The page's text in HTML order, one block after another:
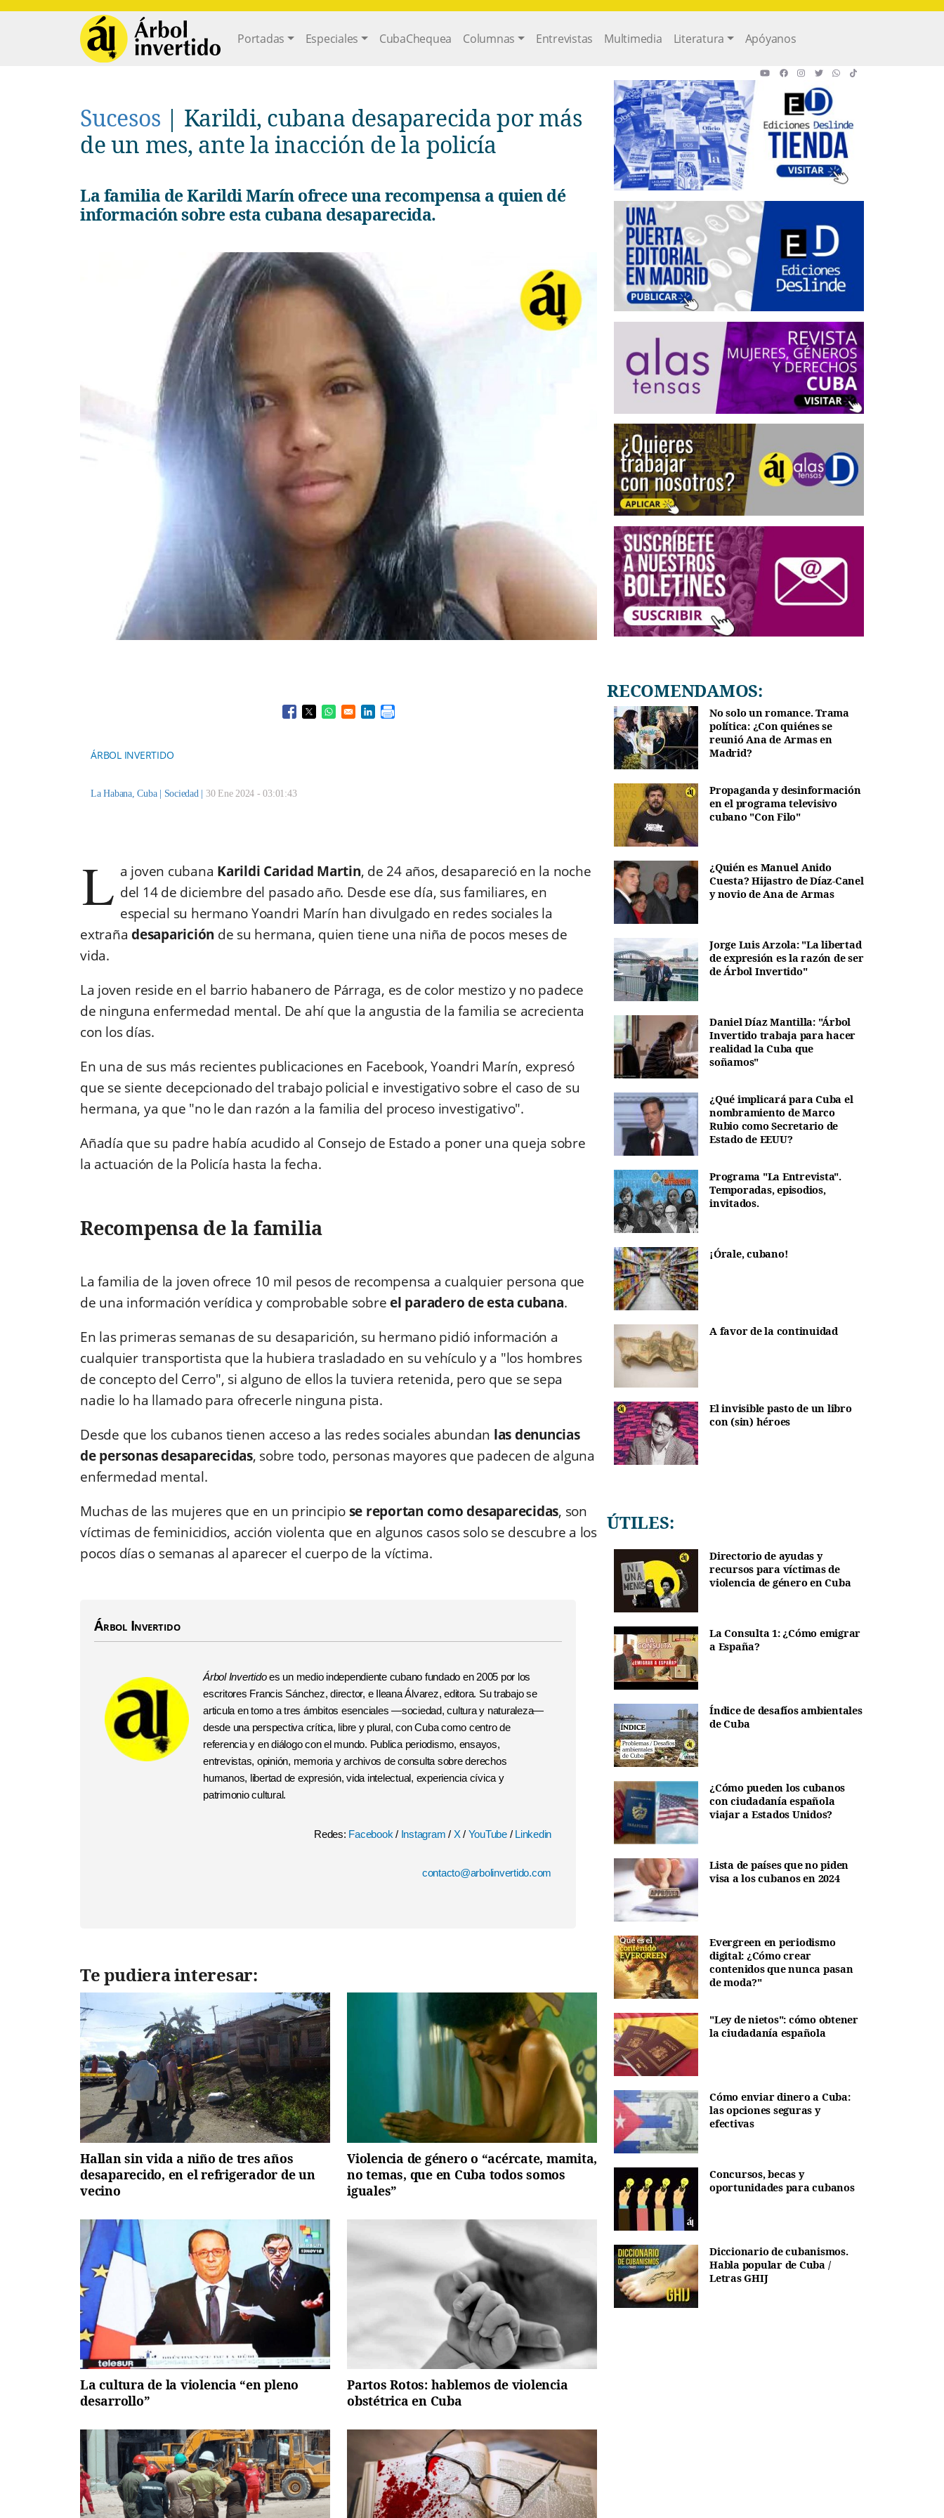
Main navigation
Portadas Especiales CubaChequea Columnas Entrevistas Multimedia Literatura Apóyanos
Sucesos | Karildi, cubana desaparecida por más
de un mes, ante la inacción de la policía
La familia de Karildi Marín ofrece una recompensa a quien dé
información sobre esta cubana desaparecida.
Opens in a new window
Opens in a new window
Opens in a new window
Opens in a new window
ÁRBOL INVERTIDO
La Habana, Cuba | Sociedad | 30 Ene 2024 - 03:01:43
L a joven cubana Karildi Caridad Martin, de 24 años, desapareció en la noche
del 14 de diciembre del pasado año. Desde ese día, sus familiares, en
especial su hermano Yoandri Marín han divulgado en redes sociales la
extraña desaparición de su hermana, quien tiene una niña de pocos meses de
vida.
La joven reside en el barrio habanero de Párraga, es de color mestizo y no padece
de ninguna enfermedad mental. De ahí que la angustia de la familia se acrecienta
con los días.
En una de sus más recientes publicaciones en Facebook, Yoandri Marín, expresó
que se siente decepcionado del trabajo policial e investigativo sobre el caso de su
hermana, ya que "no le dan razón a la familia del proceso investigativo".
Añadía que su padre había acudido al Consejo de Estado a poner una queja sobre
la actuación de la Policía hasta la fecha.
Recompensa de la familia
La familia de la joven ofrece 10 mil pesos de recompensa a cualquier persona que
de una información verídica y comprobable sobreel paradero de esta cubana.
En las primeras semanas de su desaparición, su hermano pidió información a
cualquier transportista que la hubiera trasladado en su vehículo y a "los hombres
de concepto del Cerro", si alguno de ellos la tuviera retenida, pero que se sepa
nadie lo ha llamado para ofrecerle ninguna pista.
Desde que los cubanos tienen acceso a las redes sociales abundan las denuncias
de personas desaparecidas, sobre todo, personas mayores que padecen de alguna
enfermedad mental.
Muchas de las mujeres que en un principiose reportan como desaparecidas, son
víctimas de feminicidios, acción violenta que en algunos casos solo se descubre a los
pocos días o semanas al aparecer el cuerpo de la víctima.
Árbol Invertido
Árbol Invertidoes un medio independiente cubano fundado en 2005 por los
escritores Francis Sánchez, director, e Ileana Álvarez, editora. Su trabajo se
articula en torno a tres ámbitos esenciales —sociedad, cultura y naturaleza—
desde una perspectiva crítica, libre y plural, con Cuba como centro de
referencia y en diálogo con el mundo. Publica periodismo, ensayos,
entrevistas, opinión, memoria y archivos de consulta sobre derechos
humanos, libertad de expresión, vida intelectual, experiencia cívica y
patrimonio cultural.
Redes: Facebook / Instagram / X/ YouTube / Linkedin
contacto@arbolinvertido.com
Te pudiera interesar:
Hallan sin vida a niño de tres años
desaparecido, en el refrigerador de un
vecino
Violencia de género o “acércate, mamita,
no temas, que en Cuba todos somos
iguales”
La cultura de la violencia “en pleno
desarrollo”
Partos Rotos: hablemos de violencia
obstétrica en Cuba
RECOMENDAMOS:
No solo un romance. Trama
política: ¿Con quiénes se
reunió Ana de Armas en
Madrid?
Propaganda y desinformación
en el programa televisivo
cubano "Con Filo"
¿Quién es Manuel Anido
Cuesta? Hijastro de Díaz-Canel
y novio de Ana de Armas
Jorge Luis Arzola: "La libertad
de expresión es la razón de ser
de Árbol Invertido"
Daniel Díaz Mantilla: "Árbol
Invertido trabaja para hacer
realidad la Cuba que
soñamos"
¿Qué implicará para Cuba el
nombramiento de Marco
Rubio como Secretario de
Estado de EEUU?
Programa "La Entrevista".
Temporadas, episodios,
invitados.
¡Órale, cubano!
A favor de la continuidad
El invisible pasto de un libro
con (sin) héroes
ÚTILES:
Directorio de ayudas y
recursos para víctimas de
violencia de género en Cuba
La Consulta 1: ¿Cómo emigrar
a España?
Índice de desafíos ambientales
de Cuba
¿Cómo pueden los cubanos
con ciudadanía española
viajar a Estados Unidos?
Lista de países que no piden
visa a los cubanos en 2024
Evergreen en periodismo
digital: ¿Cómo crear
contenidos que nunca pasan
de moda?"
"Ley de nietos": cómo obtener
la ciudadanía española
Cómo enviar dinero a Cuba:
las opciones seguras y
efectivas
Concursos, becas y
oportunidades para cubanos
Diccionario de cubanismos.
Habla popular de Cuba /
Letras GHIJ